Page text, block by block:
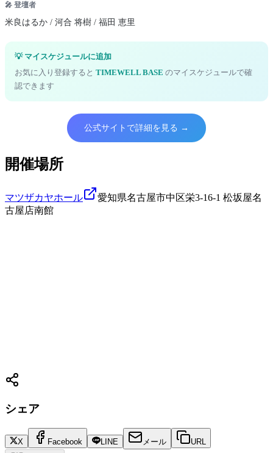
🎤 登壇者
米良はるか / 河合 将樹 / 福田 恵里
💡 マイスケジュールに追加
お気に入り登録すると TIMEWELL BASE のマイスケジュールで確
認できます
公式サイトで詳細を見る →
開催場所
マツザカヤホール
愛知県名古屋市中区栄3-16-1 松坂屋名
古屋店南館
シェア
X Facebook LINE メール URL